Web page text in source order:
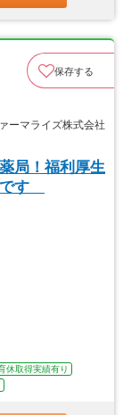
保存する
マライズ株式会社
局！福利厚生
です
休取得実績有り